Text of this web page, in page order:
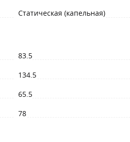
Статическая (капельная)
83.5
134.5
65.5
78